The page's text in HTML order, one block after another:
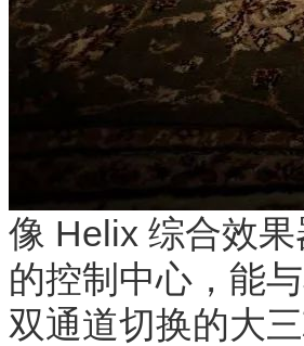
像 Helix 综合效
的控制中心，能
双通道切换的大